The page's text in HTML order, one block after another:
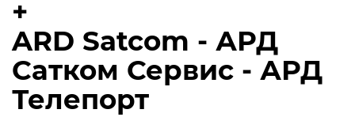
+
ARD Satcom - АРД
Сатком Сервис - АРД
Телепорт